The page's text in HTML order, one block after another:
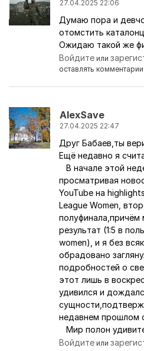
27.04.2025 22:06
Думаю пора и
отомстить
Ожидаю такой же
Войдите или
оставлять комментарии
AlexSave
27.04.2025 22:47
Друг Бабаев,ты
Ещё недавно я
В начале этой
просматривая
YouTube на
League Women,
полуфинала,причём
результат (1:5 в
women), и я без
обрадовано
подробностей о
этот лишь в
удивился и
недавнем прошлом
Мир полон
Войдите или